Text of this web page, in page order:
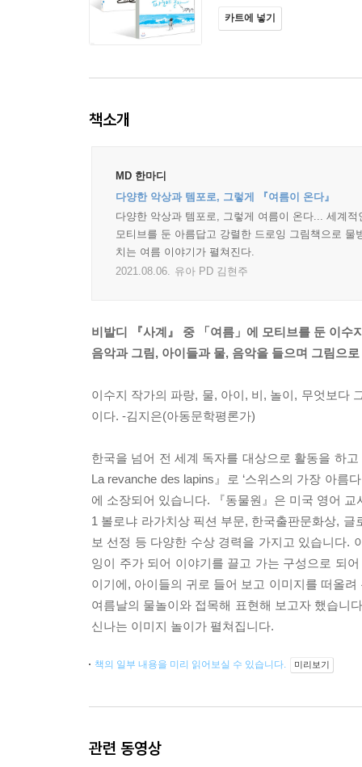
카트에 넣기
책소개
MD 한마디
다양한 악상과 템포로, 그렇게 『여름이 온다』
다양한 악상과 템포로, 그렇게 여름이 온다... 세계
모티브를 둔 아름답고 강렬한 드로잉 그림책으로
치는 여름 이야기가 펼쳐진다.
2021.08.06. 유아 PD 김현주
비발디 『사계』 중 「여름」에 모티브를 둔 이수
음악과 그림, 아이들과 물, 음악을 들으며 그림으
이수지 작가의 파랑, 물, 아이, 비, 놀이, 무엇보다
이다. -김지은(아동문학평론가)
한국을 넘어 전 세계 독자를 대상으로 활동을 하
La revanche des lapins』로 ‘스위스의 가장 아름
에 소장되어 있습니다. 『동물원』은 미국 영어
1 볼로냐 라가치상 픽션 부문, 한국출판문화상,
보 선정 등 다양한 수상 경력을 가지고 있습니다.
잉이 주가 되어 이야기를 끌고 가는 구성으로 되
이기에, 아이들의 귀로 들어 보고 이미지를 떠올
여름날의 물놀이와 접목해 표현해 보고자 했습니
신나는 이미지 놀이가 펼쳐집니다.
책의 일부 내용을 미리 읽어보실 수 있습니다. 미리보기
관련 동영상